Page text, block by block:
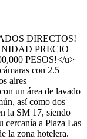
DIRECTOS!
PRECIO
PESOS!</u>
con 2.5
aires
un área de lavado
así como dos
la SM 17, siendo
cercanía a Plaza Las
la zona hotelera.